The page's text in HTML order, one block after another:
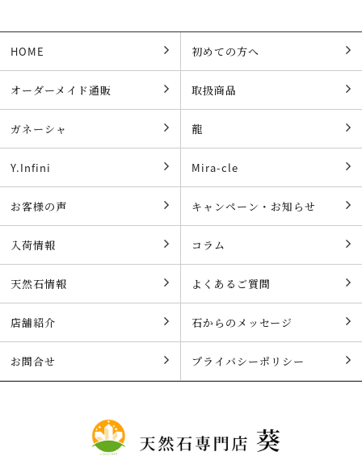
HOME 初めての方へ
オーダーメイド通販 取扱商品
ガネーシャ 龍
Y.Infini Mira-cle
お客様の声 キャンペーン・お知らせ
入荷情報 コラム
天然石情報 よくあるご質問
店舗紹介 石からのメッセージ
お問合せ プライバシーポリシー